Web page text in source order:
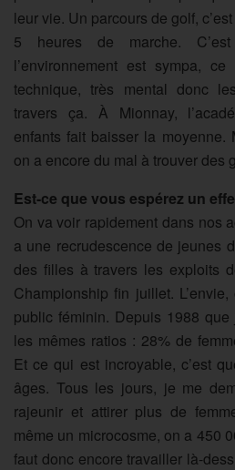
leur vie. Un parcours de golf,
5 heures de marche.
l’environnement est sympa,
technique, très mental donc
travers ça. À Mionnay,
enfants fait baisser la moyenne.
on a encore du mal à trouver des
Est-ce que vous espérez un
On va voir rapidement dans nos
a une recrudescence de jeunes
des filles à travers les exploits
Championship fin juillet. L’envie,
public féminin. Depuis 1988
les mêmes ratios : 28% de
Et ce qui est incroyable, c’est
âges. Tous les jours, je me
rajeunir et attirer plus de
même un microcosme, on a 450
faut donc encore travailler là-